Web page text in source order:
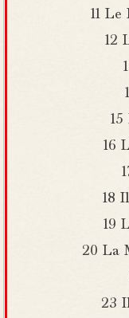
11
12
16
18
19
20 La
23